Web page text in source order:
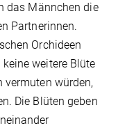
das Männchen die
Partnerinnen.
Orchideen
weitere Blüte
vermuten würden,
Die Blüten geben